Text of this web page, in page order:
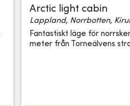
Arctic light cabin
Lappland, Norrbotten,
Fantastiskt läge för
meter från Torneälvens